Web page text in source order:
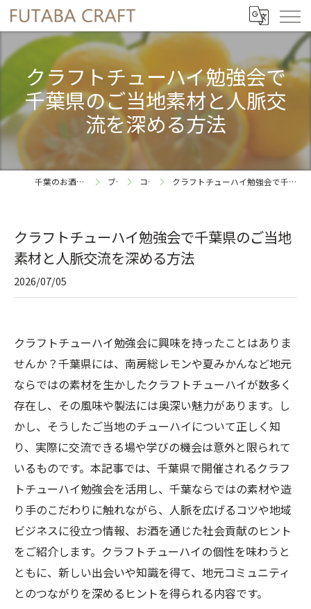
クラフトチューハイ勉強会で
千葉県のご当地素材と人脈交
流を深める方法
千葉のお酒ならFUTABA CRAFT ブログ コラム クラフトチューハイ勉強会で千葉県のご当地素材と人脈交流を深める方法
クラフトチューハイ勉強会で千葉県のご当地
素材と人脈交流を深める方法
2026/07/05
クラフトチューハイ勉強会に興味を持ったことはありま
せんか？千葉県には、南房総レモンや夏みかんなど地元
ならではの素材を生かしたクラフトチューハイが数多く
存在し、その風味や製法には奥深い魅力があります。し
かし、そうしたご当地のチューハイについて正しく知
り、実際に交流できる場や学びの機会は意外と限られて
いるものです。本記事では、千葉県で開催されるクラフ
トチューハイ勉強会を活用し、千葉ならではの素材や造
り手のこだわりに触れながら、人脈を広げるコツや地域
ビジネスに役立つ情報、お酒を通じた社会貢献のヒント
をご紹介します。クラフトチューハイの個性を味わうと
ともに、新しい出会いや知識を得て、地元コミュニティ
とのつながりを深めるヒントを得られる内容です。